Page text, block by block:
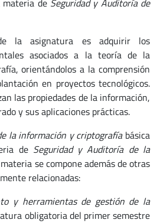
de Seguridad y Auditoría de
la asignatura es adquirir los
asociados a la teoría de la
orientándolos a la comprensión
en proyectos tecnológicos.
las propiedades de la información,
y sus aplicaciones prácticas.
la información y criptografíabásica
de Seguridad y Auditoría de la
se compone además de otras
relacionadas:
y herramientas de gestión de la
obligatoria del primer semestre